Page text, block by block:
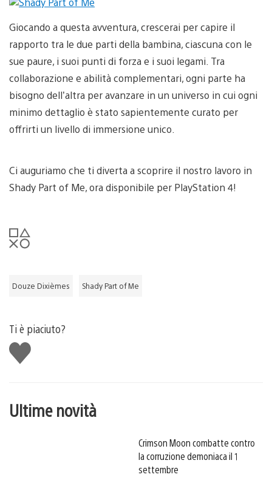
Giocando a questa avventura, crescerai per capire il
rapporto tra le due parti della bambina, ciascuna con le
sue paure, i suoi punti di forza e i suoi legami. Tra
collaborazione e abilità complementari, ogni parte ha
bisogno dell’altra per avanzare in un universo in cui ogni
minimo dettaglio è stato sapientemente curato per
offrirti un livello di immersione unico.
Ci auguriamo che ti diverta a scoprire il nostro lavoro in
Shady Part of Me, ora disponibile per PlayStation 4!
Douze Dixièmes Shady Part of Me
Ti è piaciuto?
Mi
piace
Ultime novità
Crimson Moon combatte contro
la corruzione demoniaca il 1
settembre